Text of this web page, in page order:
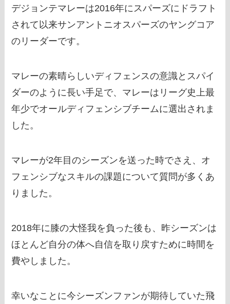
デジョンテマレーは2016年にスパーズにドラフト
されて以来サンアントニオスパーズのヤングコア
のリーダーです。
マレーの素晴らしいディフェンスの意識とスパイ
ダーのように長い手足で、マレーはリーグ史上最
年少でオールディフェンシブチームに選出されま
した。
マレーが2年目のシーズンを送った時でさえ、オ
フェンシブなスキルの課題について質問が多くあ
りました。
2018年に膝の大怪我を負った後も、昨シーズンは
ほとんど自分の体へ自信を取り戻すために時間を
費やしました。
幸いなことに今シーズンファンが期待していた飛